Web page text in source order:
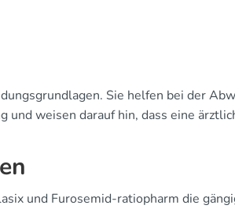
Sie helfen bei der
und weisen darauf hin, dass eine
und Furosemid-ratiopharm die